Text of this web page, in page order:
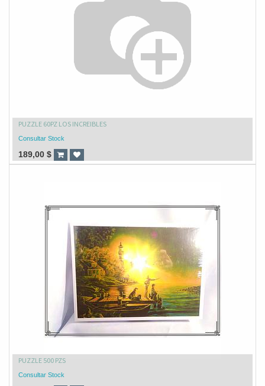
PUZZLE 60PZ LOS INCREIBLES
Consultar Stock
189,00 $
PUZZLE 500 PZS
Consultar Stock